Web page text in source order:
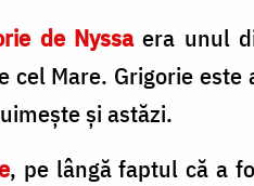
de Nyssaera unul
cel Mare. Grigorie
şi astăzi.
, pe lângă faptul că a